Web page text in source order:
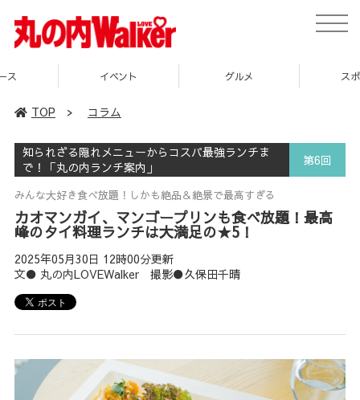
toggle
TOP > コラム
知られざる隠れメニューからコスパ最強ランチま
で！「丸の内ランチ案内」
第6回
みんな大好き食べ放題！しかも絶品＆絶景で最高すぎる
カオマンガイ、マンゴープリンも食べ放題！最高
峰のタイ料理ランチは大満足の★5！
2025年05月30日 12時00分更新
文● 丸の内LOVEWalker 撮影●久保田千晴